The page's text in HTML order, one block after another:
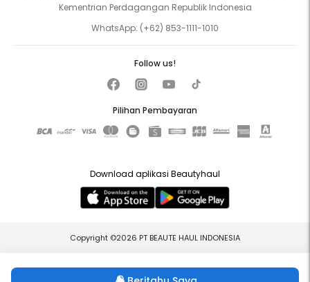
Kementrian Perdagangan Republik Indonesia
WhatsApp: (+62) 853-1111-1010
Pilihan Pembayaran
Follow us!
Download aplikasi Beautyhaul
Copyright ©2026 PT BEAUTE HAUL INDONESIA